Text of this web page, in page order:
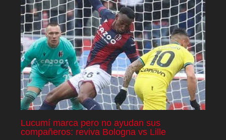
Lucumí marca pero no ayudan sus
compañeros: reviva Bologna vs Lille